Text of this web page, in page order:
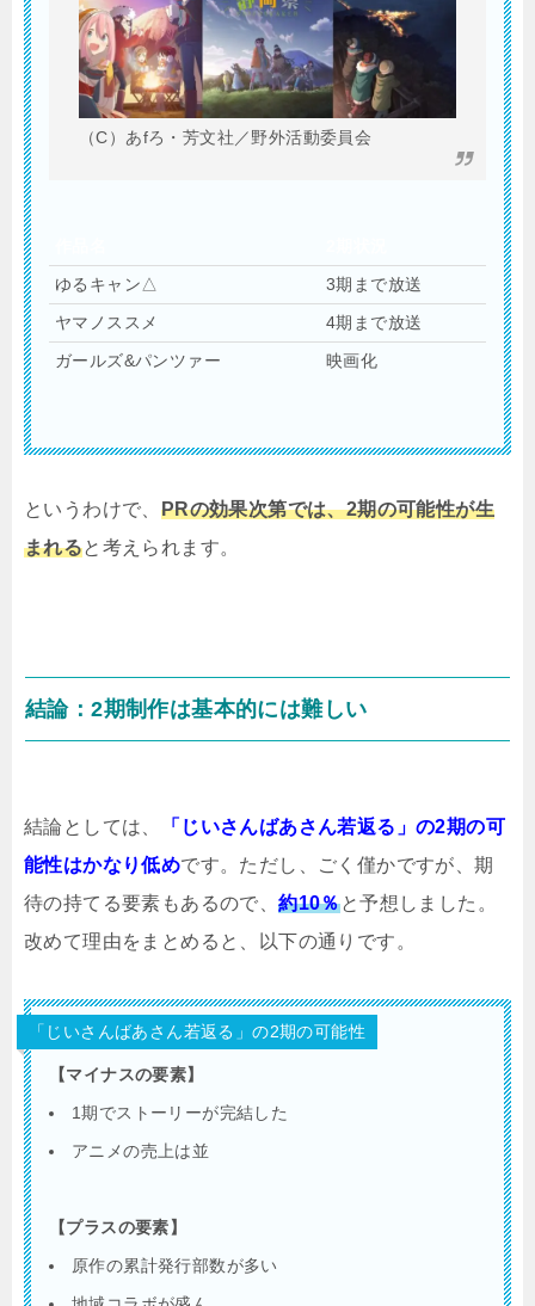
（C）あfろ・芳文社／野外活動委員会
ゆるキャン△
3期まで放送
ヤマノススメ
4期まで放送
ガールズ&パンツァー
映画化
というわけで、 PRの効果次第では、2期の可能性が生
まれると考えられます。
結論：2期制作は基本的には難しい
結論としては、
「じいさんばあさん若返る」の2期の可
能性はかなり低めです。ただし、ごく僅かですが、期
待の持てる要素もあるので、約10％と予想しました。
改めて理由をまとめると、以下の通りです。
「じいさんばあさん若返る」の2期の可能性
【マイナスの要素】
1期でストーリーが完結した
アニメの売上は並
【プラスの要素】
原作の累計発行部数が多い